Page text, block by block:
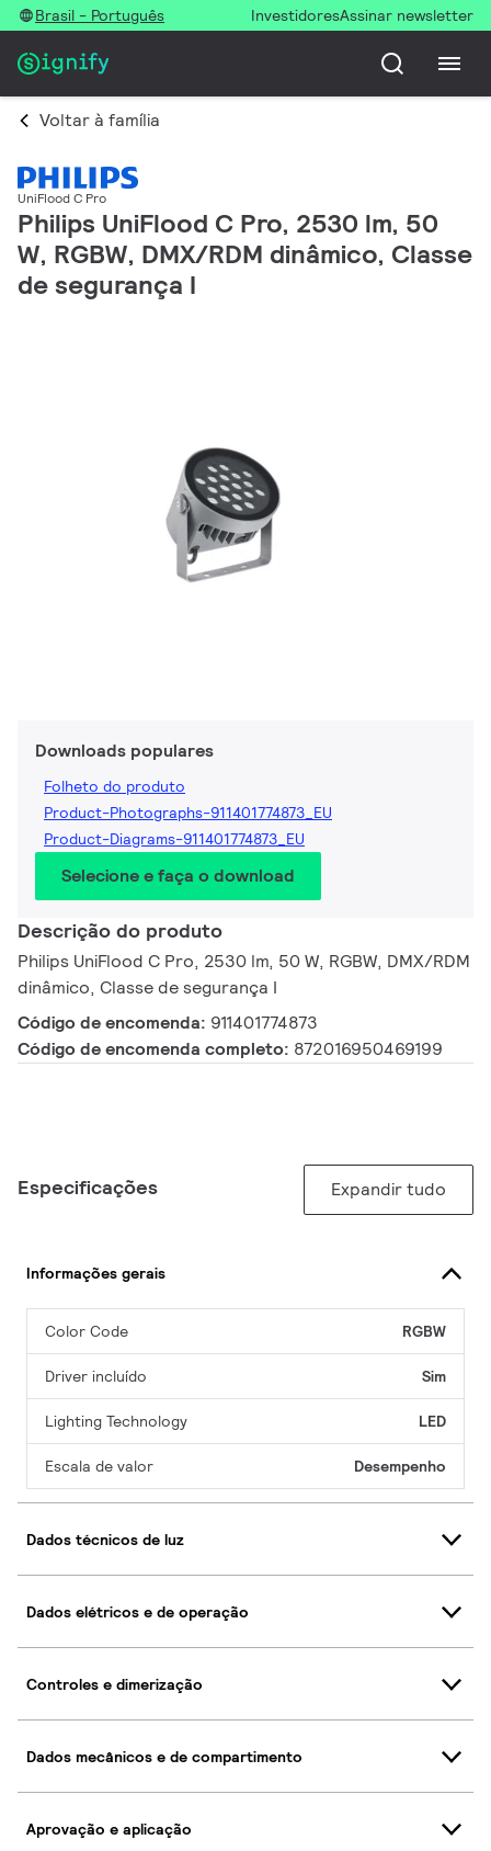
Brasil - Português InvestidoresAssinar newsletter
Voltar à família
UniFlood C Pro
Philips UniFlood C Pro, 2530 lm, 50
W, RGBW, DMX/RDM dinâmico, Classe
de segurança I
Downloads populares
Folheto do produto
Product-Photographs-911401774873_EU
Product-Diagrams-911401774873_EU
Selecione e faça o download
Descrição do produto
Philips UniFlood C Pro, 2530 lm, 50 W, RGBW, DMX/RDM
dinâmico, Classe de segurança I
Código de encomenda: 911401774873
Código de encomenda completo: 872016950469199
Especificações Expandir tudo
Informações gerais
Color Code RGBW
Driver incluído Sim
Lighting Technology LED
Escala de valor Desempenho
Dados técnicos de luz
Dados elétricos e de operação
Controles e dimerização
Dados mecânicos e de compartimento
Aprovação e aplicação